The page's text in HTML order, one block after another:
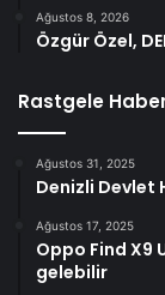
Ağustos 8, 2026
Özgür Özel,
Rastgele
Ağustos 31, 2025
Denizli Devlet
Ağustos 17, 2025
Oppo Find X9
gelebilir